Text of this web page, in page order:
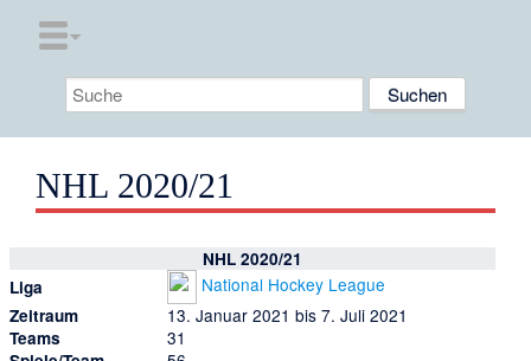
NHL 2020/21
NHL 2020/21
Liga
National Hockey League
Zeitraum 13. Januar 2021 bis 7. Juli 2021
Teams 31